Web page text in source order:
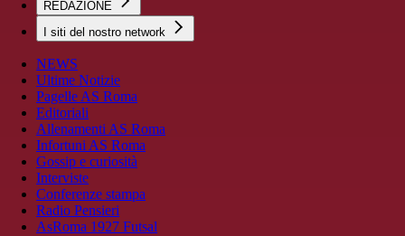
REDAZIONE
I siti del nostro network
NEWS
Ultime Notizie
Pagelle AS Roma
Editoriali
Allenamenti AS Roma
Infortuni AS Roma
Gossip e curiosità
Interviste
Conferenze stampa
Radio Pensieri
AsRoma 1927 Futsal